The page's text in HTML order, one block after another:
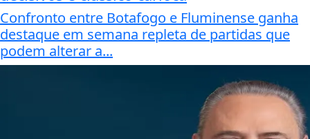
Confronto entre Botafogo e Fluminense ganha
destaque em semana repleta de partidas que
podem alterar a...